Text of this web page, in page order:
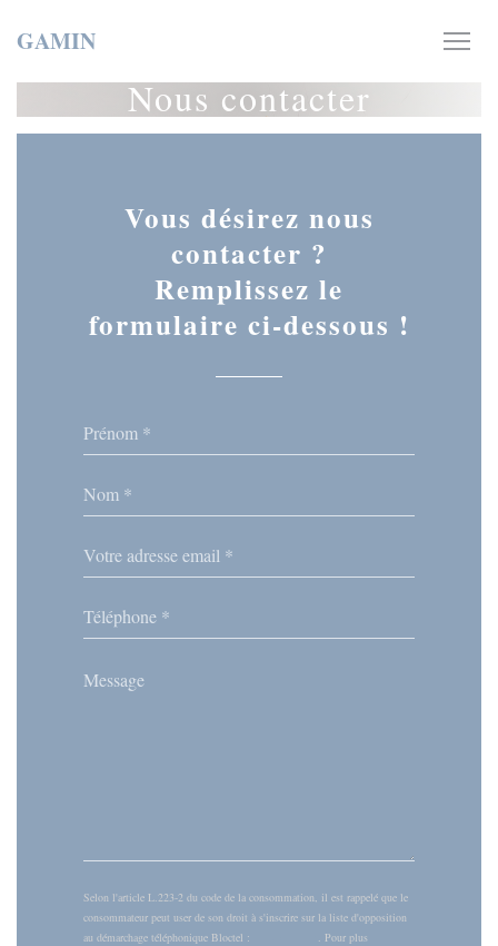
GAMIN
Nous contacter
Vous désirez nous
contacter ?
Remplissez le
formulaire ci-dessous !
Selon l'article L.223-2 du code de la consommation, il est rappelé que le
consommateur peut user de son droit à s'inscrire sur la liste d'opposition
au démarchage téléphonique Bloctel :
. Pour plus